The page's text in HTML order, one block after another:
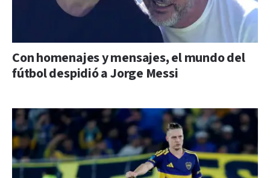
Con homenajes y mensajes, el mundo del
fútbol despidió a Jorge Messi